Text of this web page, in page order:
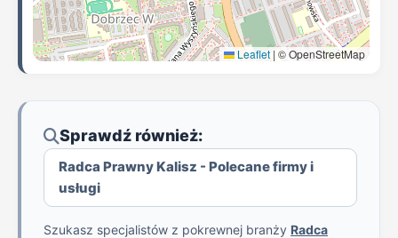
Leaflet | © OpenStreetMap
Sprawdź również:
Radca Prawny Kalisz - Polecane firmy i
usługi
Szukasz specjalistów z pokrewnej branży Radca